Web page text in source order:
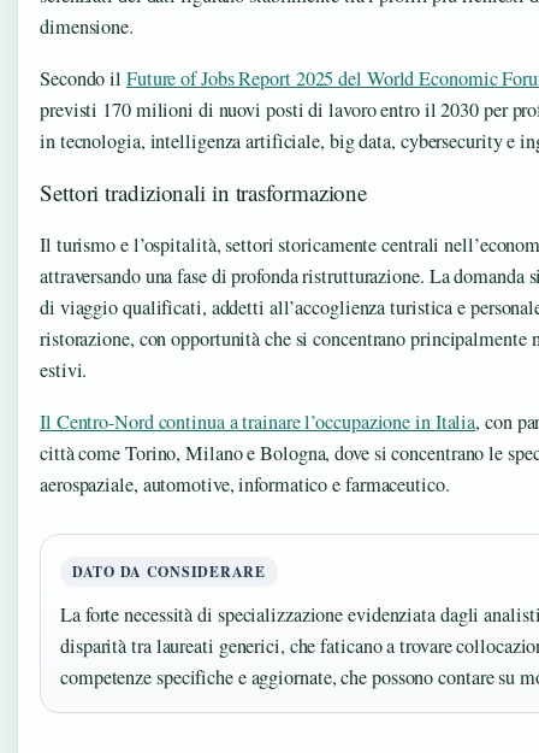
dimensione.
Secondo il Future of Jobs Report 2025 del World Economic
previsti 170 milioni di nuovi posti di lavoro entro il 2030 per
in tecnologia, intelligenza artificiale, big data, cybersecurity e
Settori tradizionali in trasformazione
Il turismo e l’ospitalità, settori storicamente centrali
attraversando una fase di profonda ristrutturazione. La domanda
di viaggio qualificati, addetti all’accoglienza turistica e
ristorazione, con opportunità che si concentrano principalmente
estivi.
Il Centro-Nord continua a trainare l’occupazione in Italia, con
città come Torino, Milano e Bologna, dove si concentrano le
aerospaziale, automotive, informatico e farmaceutico.
DATO DA CONSIDERARE
La forte necessità di specializzazione evidenziata dagli
disparità tra laureati generici, che faticano a trovare
competenze specifiche e aggiornate, che possono contare su